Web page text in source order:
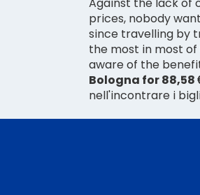
prices, nobody
since travelling by
the most in most
aware of the
Bologna for 88,58
nell'incontrare i